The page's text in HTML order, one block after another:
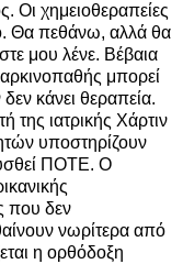
Οι χημειοθεραπείες
Θα πεθάνω, αλλά θα
μου λένε. Βέβαια
μπορεί
κάνει θεραπεία.
της ιατρικής Χάρτιν
υποστηρίζουν
ΠΟΤΕ. Ο
που δεν
νωρίτερα από
η ορθόδοξη